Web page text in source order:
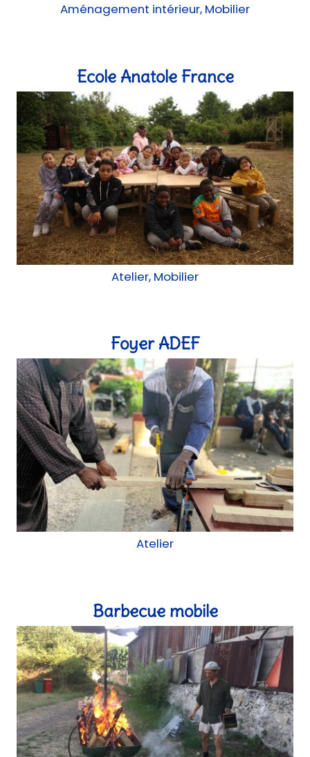
Aménagement intérieur, Mobilier
Ecole Anatole France
Atelier, Mobilier
Foyer ADEF
Atelier
Barbecue mobile